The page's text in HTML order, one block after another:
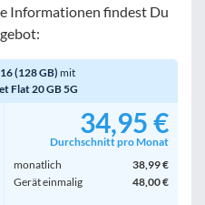
Informationen findest Du
(128 GB) mit
Flat 20 GB 5G
34,95 €
Durchschnitt pro Monat
monatlich
38,99 €
Gerät einmalig
48,00 €